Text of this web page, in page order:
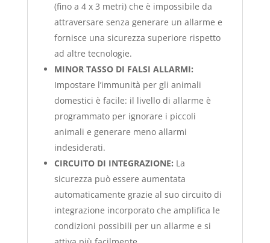
(fino a 4 x 3 metri) che è impossibile da
attraversare senza generare un allarme e
fornisce una sicurezza superiore rispetto
ad altre tecnologie.
MINOR TASSO DI FALSI ALLARMI:
Impostare l’immunità per gli animali
domestici è facile: il livello di allarme è
programmato per ignorare i piccoli
animali e generare meno allarmi
indesiderati.
CIRCUITO DI INTEGRAZIONE: La
sicurezza può essere aumentata
automaticamente grazie al suo circuito di
integrazione incorporato che amplifica le
condizioni possibili per un allarme e si